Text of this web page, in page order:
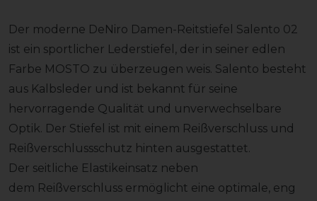
Der moderne DeNiro Damen-Reitstiefel Salento 02
ist ein sportlicher Lederstiefel, der in seiner edlen
Farbe MOSTO zu überzeugen weis. Salento besteht
aus Kalbsleder und ist bekannt für seine
hervorragende Qualität und unverwechselbare
Optik. Der Stiefel ist mit einem Reißverschluss und
Reißverschlussschutz hinten ausgestattet.
Der seitliche Elastikeinsatz neben
dem Reißverschluss ermöglicht eine optimale, eng